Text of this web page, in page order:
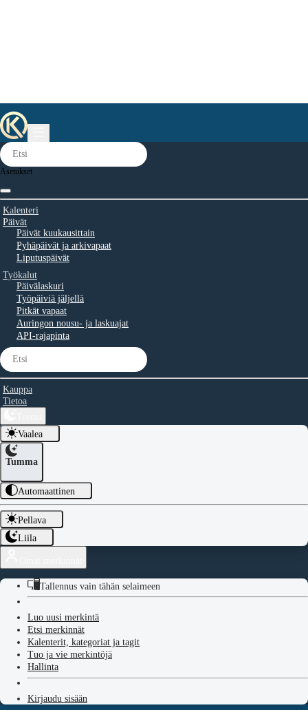
Asetukset
Kalenteri
Päivät
Päivät kuukausittain
Pyhäpäivät ja arkivapaat
Liputuspäivät
Työkalut
Päivälaskuri
Työpäiviä jäljellä
Pitkät vapaat
Auringon nousu- ja laskuajat
API-rajapinta
Kauppa
Tietoa
Vaalea
Tumma
Automaattinen
Pellava
Liila
Tallennus vain tähän selaimeen
Luo uusi merkintä
Etsi merkinnät
Kalenterit, kategoriat ja tagit
Tuo ja vie merkintöjä
Hallinta
Kirjaudu sisään